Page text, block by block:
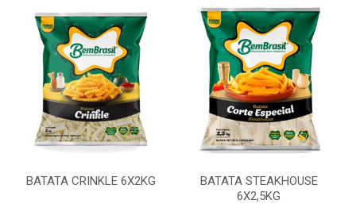
BATATA CRINKLE 6X2KG
BATATA STEAKHOUSE
6X2,5KG